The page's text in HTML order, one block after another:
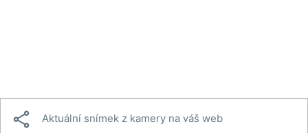
 Aktuální snímek z kamery na váš web